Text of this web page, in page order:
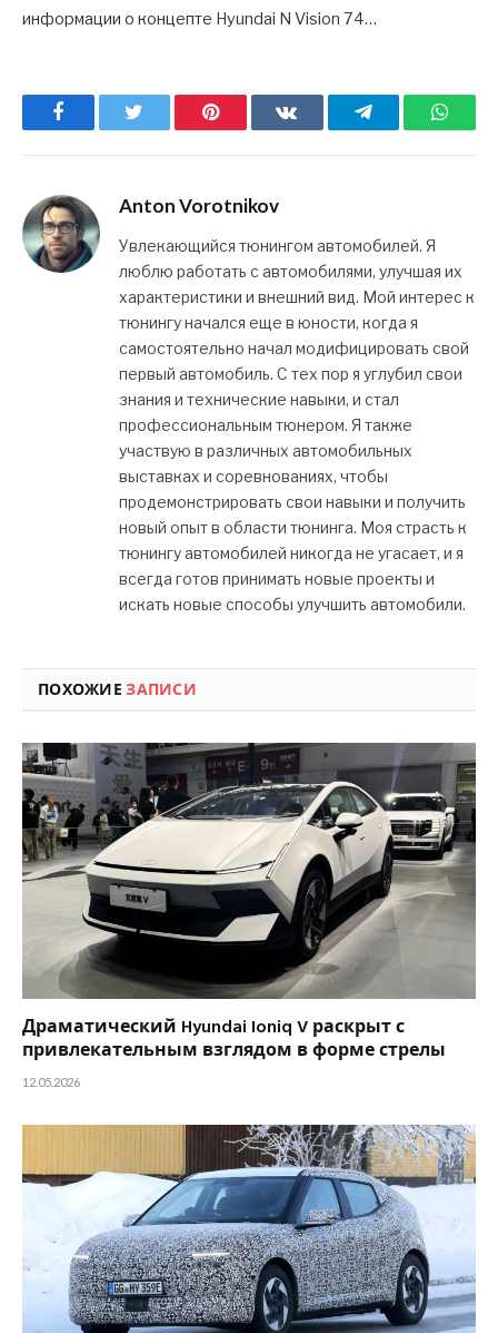
информации о концепте Hyundai N Vision 74…
Facebook Pinterest ВКонтактеTelegram
Anton Vorotnikov
Увлекающийся тюнингом автомобилей. Я
люблю работать с автомобилями, улучшая их
характеристики и внешний вид. Мой интерес к
тюнингу начался еще в юности, когда я
самостоятельно начал модифицировать свой
первый автомобиль. С тех пор я углубил свои
знания и технические навыки, и стал
профессиональным тюнером. Я также
участвую в различных автомобильных
выставках и соревнованиях, чтобы
продемонстрировать свои навыки и получить
новый опыт в области тюнинга. Моя страсть к
тюнингу автомобилей никогда не угасает, и я
всегда готов принимать новые проекты и
искать новые способы улучшить автомобили.
ПОХОЖИЕЗАПИСИ
Драматический Hyundai Ioniq V раскрыт с
привлекательным взглядом в форме стрелы
12.05.2026